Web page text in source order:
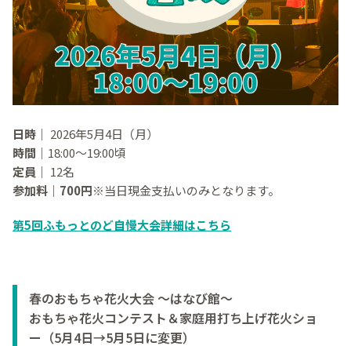
日時｜ 2026年5月4日（月）
時間｜ 18:00～19:00頃
定員｜ 12名
参加料｜700円※当日現金支払いのみとなります。
第5回ふもっとのど自慢大会詳細はこちら
春のおもちゃ花火大会 ～はなび館～
おもちゃ花火コンテスト＆家庭用打ち上げ花火ショ
ー（5月4日→5月5日に変更）